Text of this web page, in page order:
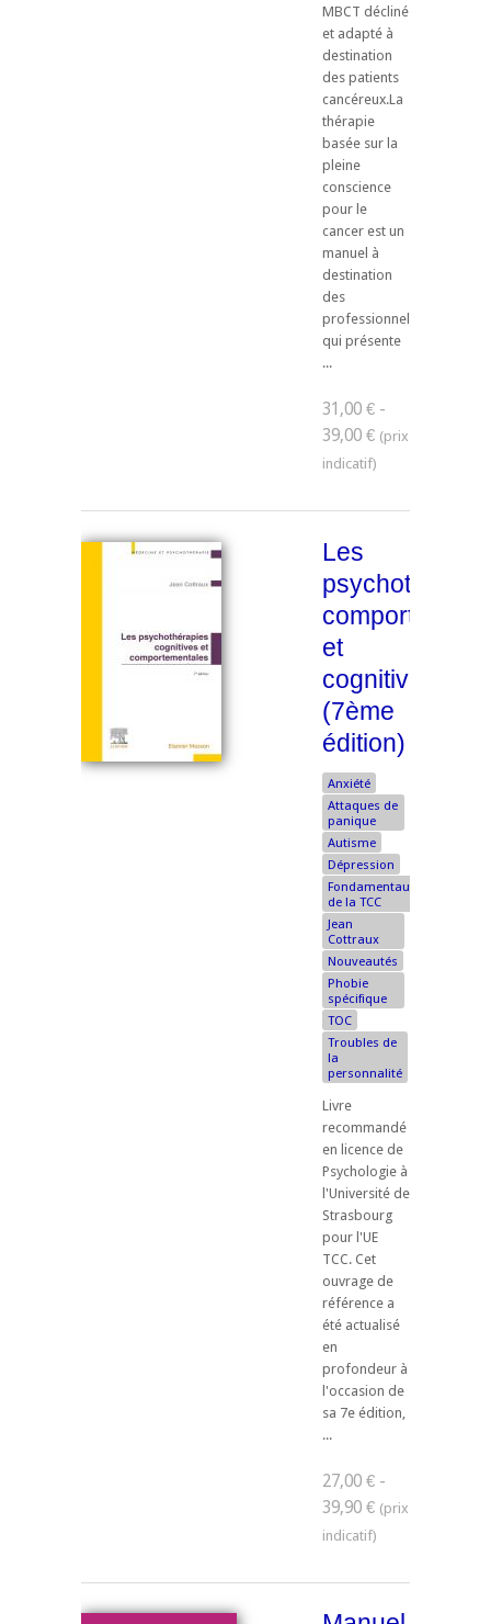
MBCT décliné
et adapté à
destination
des patients
cancéreux.La
thérapie
basée sur la
pleine
conscience
pour le
cancer est un
manuel à
destination
des
professionnels
qui présente
...
31,00 € -
39,00 €
Les
et
cognitives
(7ème
édition)
Anxiété
Attaques de
panique
Autisme
Dépression
Fondamentaux
de la TCC
Jean
Cottraux
Nouveautés
Phobie
spécifique
TOC
Troubles de
la
personnalité
Livre
recommandé
en licence de
Psychologie à
l'Université de
Strasbourg
pour l'UE
TCC. ​Cet
ouvrage de
référence a
été actualisé
en
profondeur à
l'occasion de
sa 7e édition,
...
27,00 € -
39,90 €